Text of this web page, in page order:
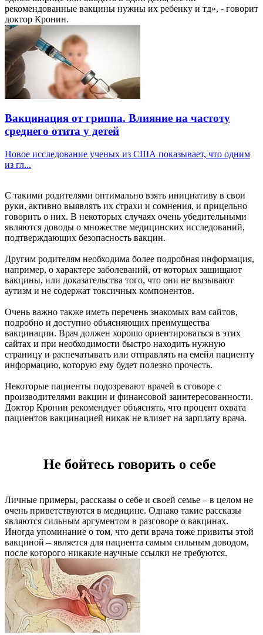
рекомендованные вакцины нужны их ребенку и тд», - говорит
доктор Кронин.
Вакцинация от гриппа. Влияние на частоту
среднего отита у детей
Новое исследование ученых из США показывает, что одним
из гл...
С такими родителями оптимально взять инициативу в свои
руки, активно выявлять их страхи и сомнения, и прицельно
говорить о них. В некоторых случаях очень убедительными
являются доводы о множестве медицинских исследований,
подтверждающих безопасность вакцин.
Другим родителям необходима более подробная информация,
например, о характере заболеваний, от которых защищают
вакцины, или доказательства того, что они не вызывают
аутизм и не содержат токсичных компонентов.
Очень важно также иметь перечень знакомых вам сайтов,
подробно и доступно объясняющих преимущества
вакцинации. Врач должен хорошо ориентироваться в этих
сайтах и при необходимости быстро находить нужную
страницу и распечатывать или отправлять на емейл пациенту
информацию, которую ему будет полезно прочесть.
Некоторые пациенты подозревают врачей в сговоре с
производителями вакцин и финансовой заинтересованности.
Доктор Кронин рекомендует объяснять, что процент охвата
пациентов вакцинацией никак не влияет на зарплату врача.
Не бойтесь говорить о себе
Личные примеры, рассказы о себе и своей семье – в целом не
очень приветствуются в медицине. Однако такие рассказы
являются сильным аргументом в разговоре о вакцинах.
Иногда упоминание о том, что дети врача тоже привиты этой
вакциной – является для пациента самым сильным доводом,
после которого никакие научные ссылки не требуются.